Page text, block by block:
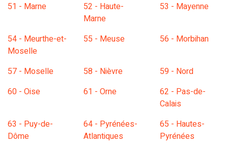
51 - Marne
52 - Haute-
Marne
53 - Mayenne
54 - Meurthe-et-
Moselle
55 - Meuse 56 - Morbihan
57 - Moselle 58 - Nièvre
59 - Nord
60 - Oise
61 - Orne
62 - Pas-de-
Calais
63 - Puy-de-
Dôme
64 - Pyrénées-
Atlantiques
65 - Hautes-
Pyrénées